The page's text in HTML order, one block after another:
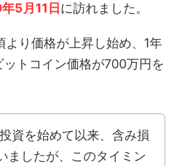
5月11日 に訪れました。
り価格が上昇し始め、1年
トコイン価格が700万円を
資を始めて以来、含み損
ましたが、このタイミン